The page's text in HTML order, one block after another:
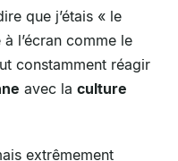
que j’étais « le
l’écran comme le
constamment réagir
avec la culture
extrêmement